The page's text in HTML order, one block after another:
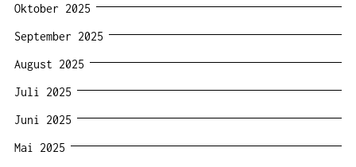
Oktober 2025
September 2025
August 2025
Juli 2025
Juni 2025
Mai 2025